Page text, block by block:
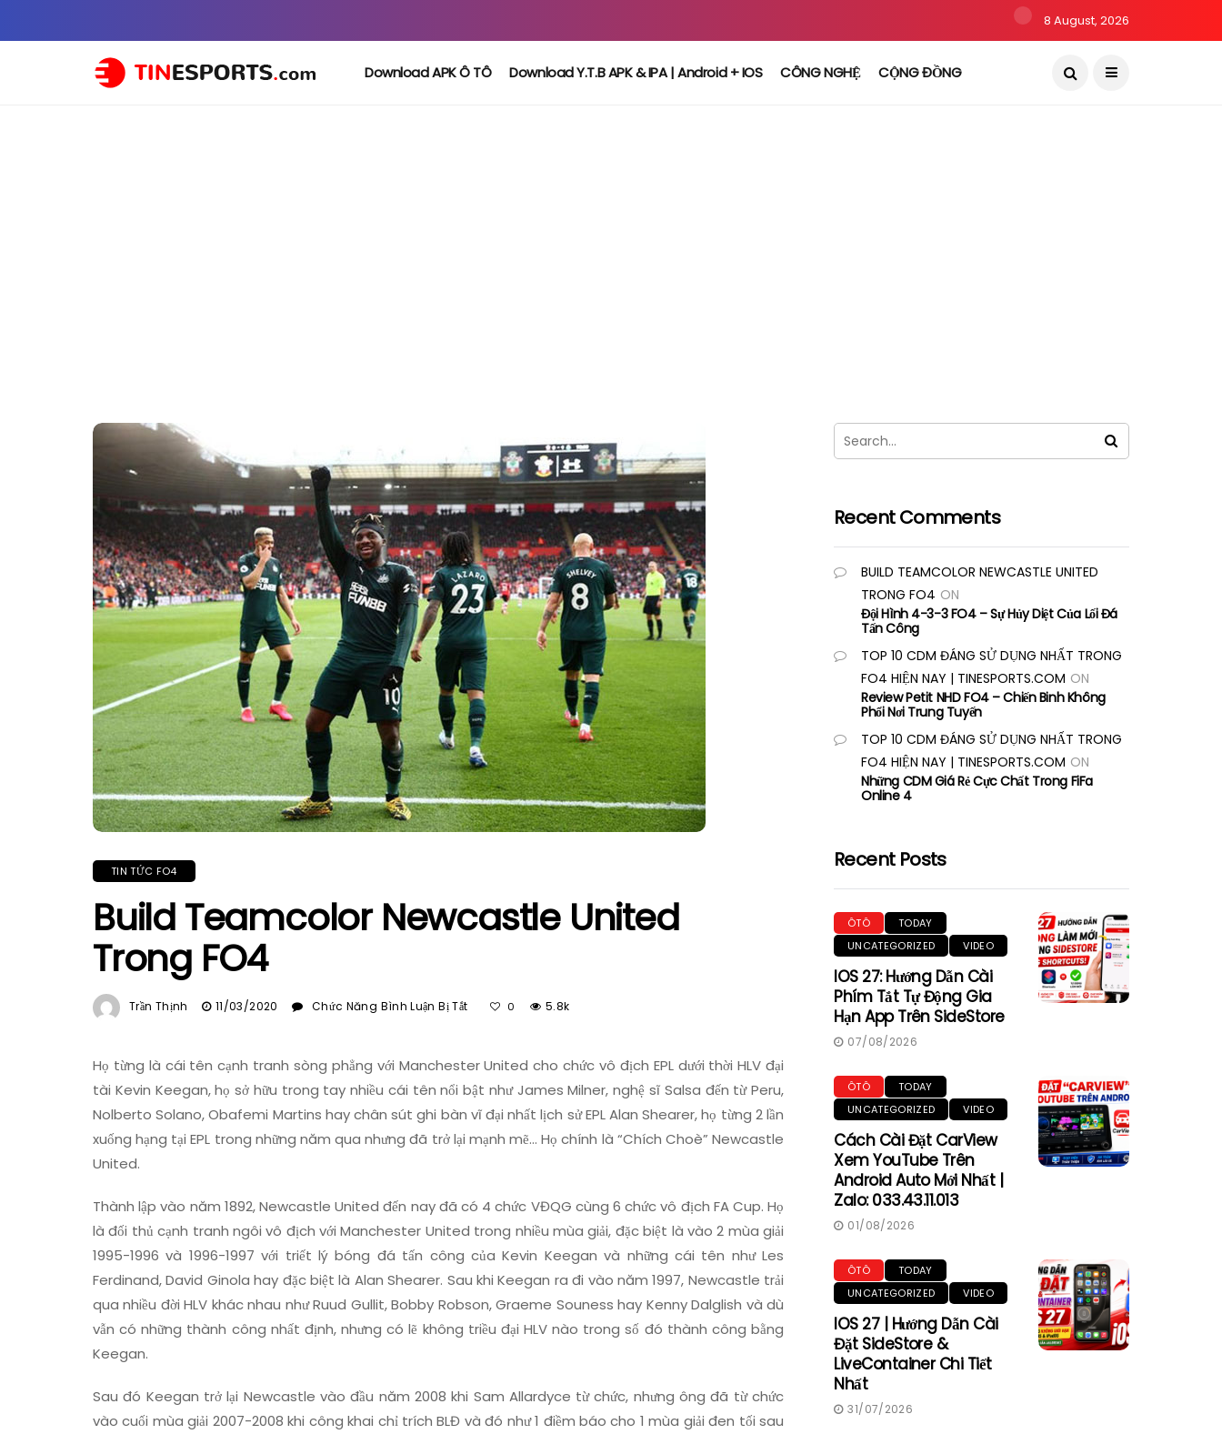
8 August, 2026
Download APK Ô TÔ Download Y.T.B APK & IPA | Android + IOS CÔNG NGHỆ CỘNG ĐỒNG
TIN TỨC FO4
Build Teamcolor Newcastle United
Trong FO4
Trần Thịnh 11/03/2020 Chức Năng Bình Luận Bị Tắt
Newcastle
United
Trong
FO4
0 5.8k
Họ từng là cái tên cạnh tranh sòng phẳng với Manchester United cho chức vô địch EPL dưới thời HLV đại
tài Kevin Keegan, họ sở hữu trong tay nhiều cái tên nổi bật như James Milner, nghệ sĩ Salsa đến từ Peru,
Nolberto Solano, Obafemi Martins hay chân sút ghi bàn vĩ đại nhất lịch sử EPL Alan Shearer, họ từng 2 lần
xuống hạng tại EPL trong những năm qua nhưng đã trở lại mạnh mẽ… Họ chính là “Chích Choè” Newcastle
United.
Thành lập vào năm 1892, Newcastle United đến nay đã có 4 chức VĐQG cùng 6 chức vô địch FA Cup. Họ
là đối thủ cạnh tranh ngôi vô địch với Manchester United trong nhiều mùa giải, đặc biệt là vào 2 mùa giải
1995-1996 và 1996-1997 với triết lý bóng đá tấn công của Kevin Keegan và những cái tên như Les
Ferdinand, David Ginola hay đặc biệt là Alan Shearer. Sau khi Keegan ra đi vào năm 1997, Newcastle trải
qua nhiều đời HLV khác nhau như Ruud Gullit, Bobby Robson, Graeme Souness hay Kenny Dalglish và dù
vẫn có những thành công nhất định, nhưng có lẽ không triều đại HLV nào trong số đó thành công bằng
Keegan.
Sau đó Keegan trở lại Newcastle vào đầu năm 2008 khi Sam Allardyce từ chức, nhưng ông đã từ chức
vào cuối mùa giải 2007-2008 khi công khai chỉ trích BLĐ và đó như 1 điềm báo cho 1 mùa giải đen tối sau
Recent Comments
BUILD TEAMCOLOR NEWCASTLE UNITED
TRONG FO4 ON
Đội Hình 4-3-3 FO4 – Sự Hủy Diệt Của Lối Đá
Tấn Công
TOP 10 CDM ĐÁNG SỬ DỤNG NHẤT TRONG
FO4 HIỆN NAY | TINESPORTS.COM ON
Review Petit NHD FO4 – Chiến Binh Không
Phổi Nơi Trung Tuyến
TOP 10 CDM ĐÁNG SỬ DỤNG NHẤT TRONG
FO4 HIỆN NAY | TINESPORTS.COM ON
Những CDM Giá Rẻ Cực Chất Trong FiFa
Online 4
Recent Posts
ÔTÔ
TODAY
UNCATEGORIZED
VIDEO
IOS 27: Hướng Dẫn Cài
Phím Tắt Tự Động Gia
Hạn App Trên SideStore
07/08/2026
ÔTÔ
TODAY
UNCATEGORIZED
VIDEO
Cách Cài Đặt CarView
Xem YouTube Trên
Android Auto Mới Nhất |
Zalo: 033.43.11.013
01/08/2026
ÔTÔ
TODAY
UNCATEGORIZED
VIDEO
IOS 27 | Hướng Dẫn Cài
Đặt SideStore &
LiveContainer Chi Tiết
Nhất
31/07/2026